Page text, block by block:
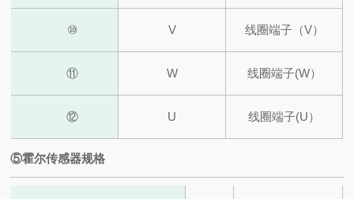
⑩ V 线圈端子（V）
⑪ W 线圈端子(W）
⑫ U 线圈端子(U）
⑤霍尔传感器规格